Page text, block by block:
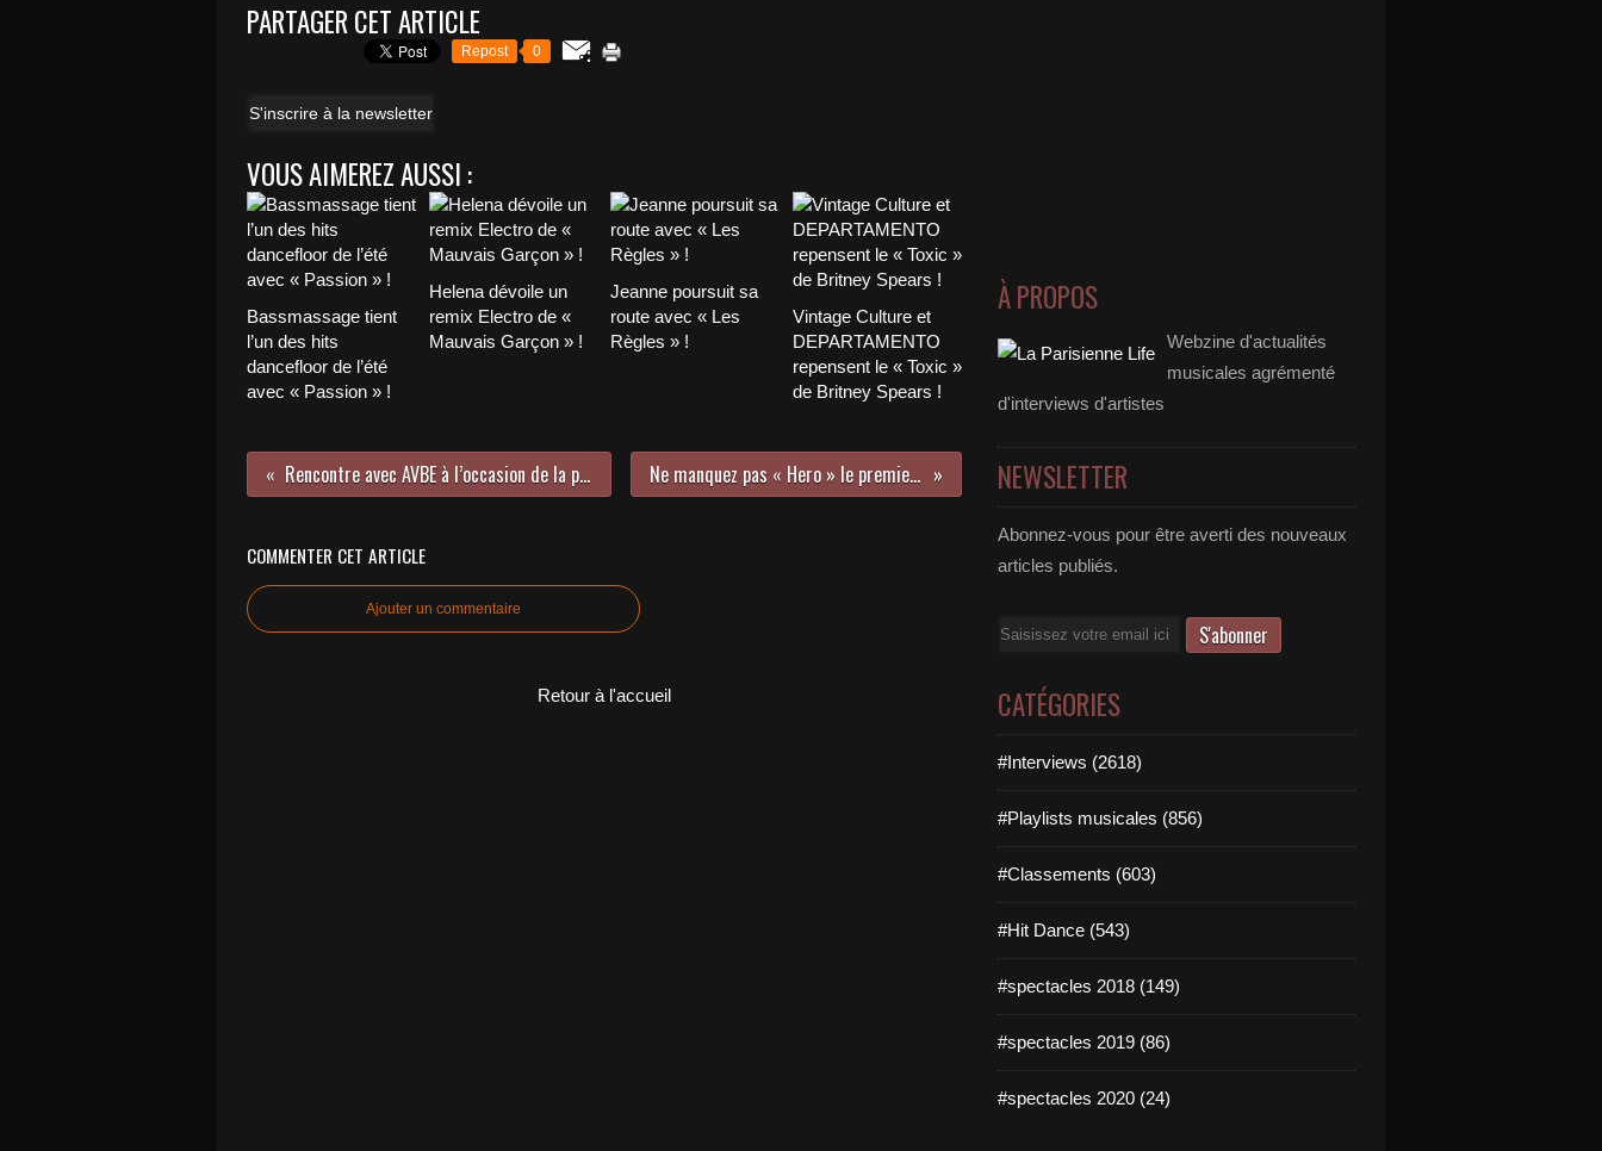
PARTAGER CET ARTICLE
Repost 0
S'inscrire à la newsletter
VOUS AIMEREZ AUSSI :
Bassmassage tient
l’un des hits
dancefloor de l’été
avec « Passion » !
Helena dévoile un
remix Electro de «
Mauvais Garçon » !
Jeanne poursuit sa
route avec « Les
Règles » !
Vintage Culture et
DEPARTAMENTO
repensent le « Toxic »
de Britney Spears !
Rencontre avec AVBE à l’occasion de la parution de son premier EP ! Ne manquez pas « Hero » le premier album de Pablo Alfaya !
COMMENTER CET ARTICLE
Ajouter un commentaire
Retour à l'accueil
À PROPOS
Webzine d'actualités
musicales agrémenté
d'interviews d'artistes
NEWSLETTER
Abonnez-vous pour être averti des nouveaux
articles publiés.
Email
CATÉGORIES
#Interviews (2618)
#Playlists musicales (856)
#Classements (603)
#Hit Dance (543)
#spectacles 2018 (149)
#spectacles 2019 (86)
#spectacles 2020 (24)